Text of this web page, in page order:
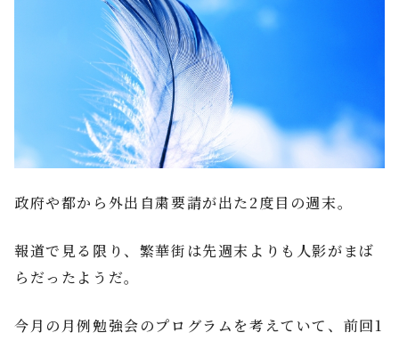
政府や都から外出自粛要請が出た2度目の週末。
報道で見る限り、繁華街は先週末よりも人影がまば
らだったようだ。
今月の月例勉強会のプログラムを考えていて、前回1